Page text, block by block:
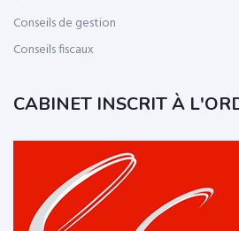
Conseils de gestion
Conseils fiscaux
CABINET INSCRIT À